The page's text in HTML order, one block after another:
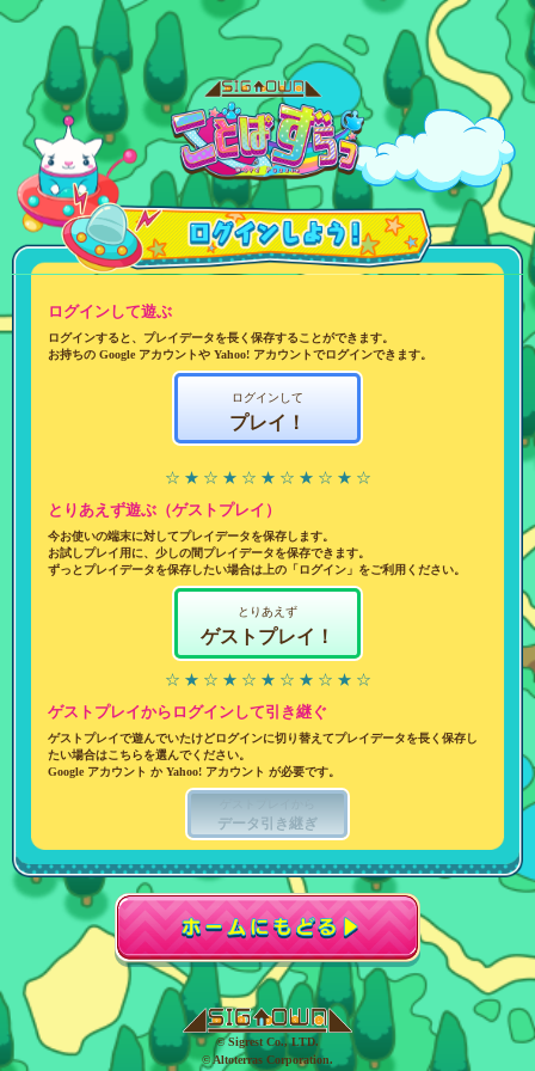
ログインして遊ぶ
ログインすると、プレイデータを長く保存することができます。
お持ちの Google アカウントや Yahoo! アカウントでログインできます。
ログインして
プレイ！
☆ ★ ☆ ★ ☆ ★ ☆ ★ ☆ ★ ☆
とりあえず遊ぶ（ゲストプレイ）
今お使いの端末に対してプレイデータを保存します。
お試しプレイ用に、少しの間プレイデータを保存できます。
ずっとプレイデータを保存したい場合は上の「ログイン」をご利用ください。
とりあえず
ゲストプレイ！
☆ ★ ☆ ★ ☆ ★ ☆ ★ ☆ ★ ☆
ゲストプレイからログインして引き継ぐ
ゲストプレイで遊んでいたけどログインに切り替えてプレイデータを長く保存し
たい場合はこちらを選んでください。
Google アカウント か Yahoo! アカウント が必要です。
データ引き継ぎ
© Sigrest Co., LTD.
© Altoterras Corporation.